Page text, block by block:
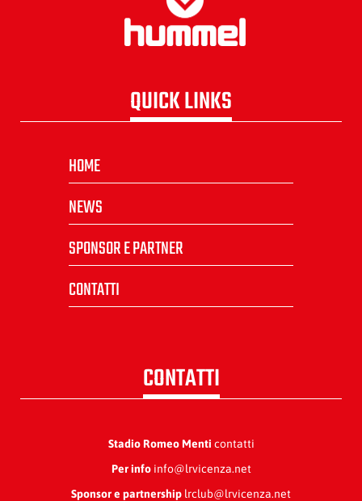
QUICK LINKS
HOME
NEWS
SPONSOR E PARTNER
CONTATTI
CONTATTI
Stadio Romeo Menti contatti
Per infoinfo@lrvicenza.net
Sponsor e partnership lrclub@lrvicenza.net